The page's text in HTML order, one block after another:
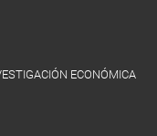
ECONÓMICA